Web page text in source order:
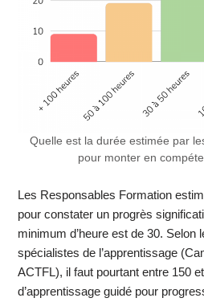
Quelle est la durée estimée par
pour monter en
Les Responsables Formation
pour constater un progrès
minimum d’heure est de 30. Selon
spécialistes de l’apprentissage
ACTFL), il faut pourtant entre 150
d’apprentissage guidé pour